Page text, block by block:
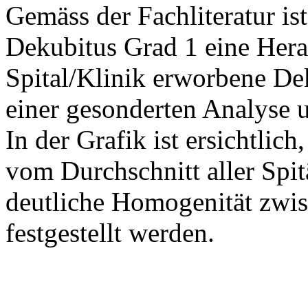
Gemäss der Fachliteratur
Dekubitus Grad 1 eine
Spital/Klinik erworbene
einer gesonderten Analyse
In der Grafik ist
vom Durchschnitt aller
deutliche Homogenität
festgestellt werden.